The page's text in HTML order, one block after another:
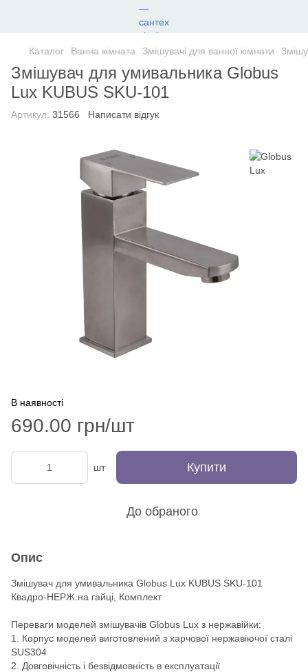
Каталог Ванна кімната Змішувачі для ванної кімнати
Змішувач для умивальника Globus
Lux KUBUS SKU-101
Артикул: 31566 Написати відгук
В наявності
690.00 грн/шт
шт Купити
До обраного
Опис
Змішувач для умивальника Globus Lux KUBUS SKU-101
Квадро-НЕРЖ.на гайці, Комплект
Переваги моделей змішувачів Globus Lux з нержавійки:
1. Корпус моделей виготовлений з харчової нержавіючої сталі
SUS304
2. Довговічність і безвідмовність в експлуатації